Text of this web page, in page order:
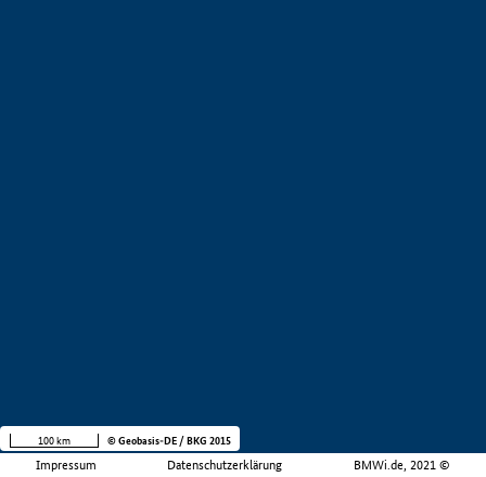
Impressum Datenschutzerklärung BMWi.de, 2021 ©
100 km © Geobasis-DE / BKG 2015